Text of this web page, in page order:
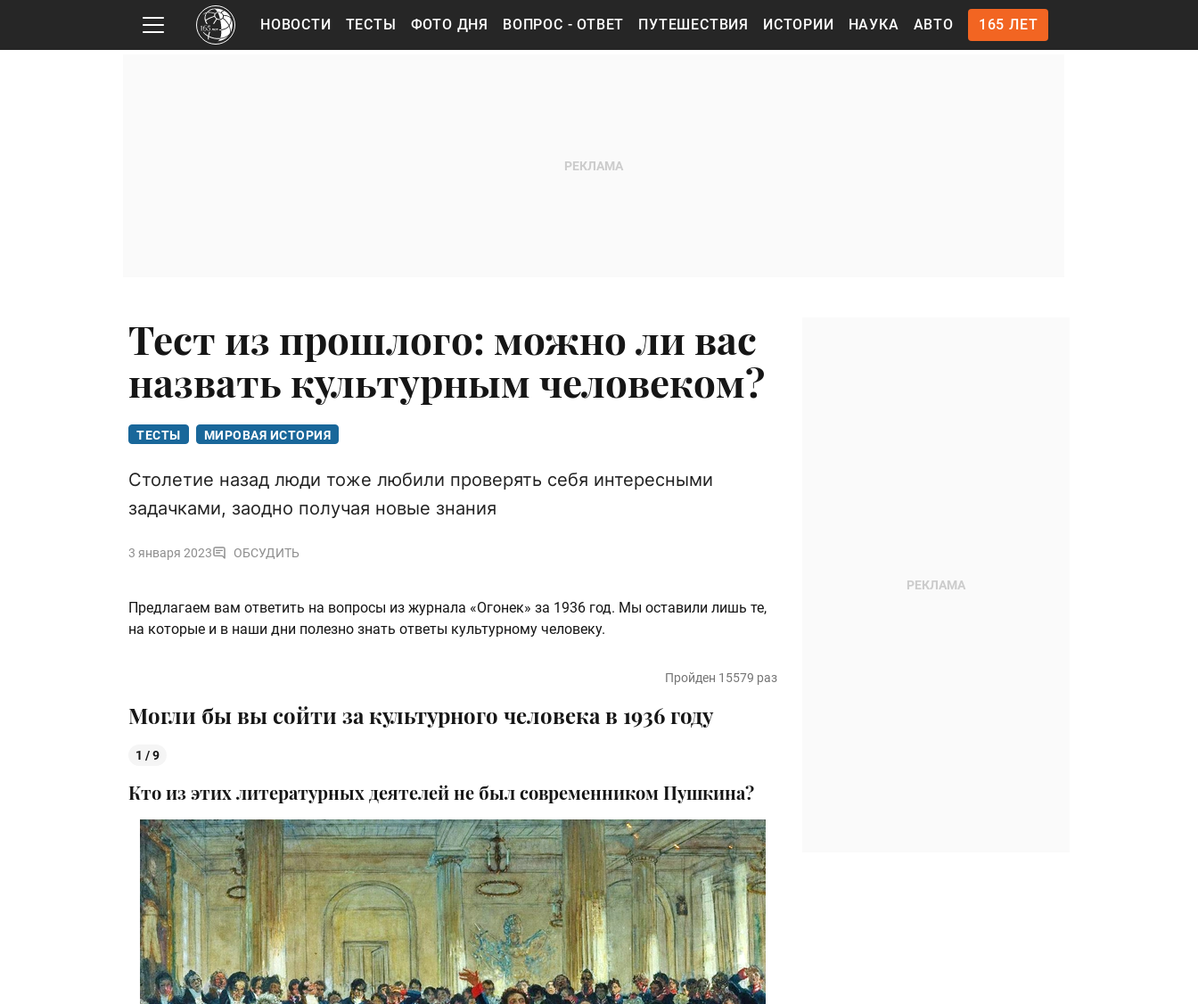
НОВОСТИ ТЕСТЫ ФОТО ДНЯ ВОПРОС - ОТВЕТ ПУТЕШЕСТВИЯ ИСТОРИИ НАУКА АВТО 165 ЛЕТ
Тест из прошлого: можно ли вас
назвать культурным человеком?
ТЕСТЫ МИРОВАЯ ИСТОРИЯ
Столетие назад люди тоже любили проверять себя интересными
задачками, заодно получая новые знания
3 января 2023 ОБСУДИТЬ
Предлагаем вам ответить на вопросы из журнала «Огонек» за 1936 год. Мы оставили лишь те,
на которые и в наши дни полезно знать ответы культурному человеку.
Пройден 15579 раз
Могли бы вы сойти за культурного человека в 1936 году
1 / 9
Кто из этих литературных деятелей не был современником Пушкина?